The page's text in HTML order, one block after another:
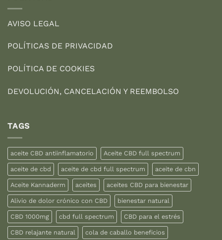
AVISO LEGAL
POLÍTICAS DE PRIVACIDAD
POLÍTICA DE COOKIES
DEVOLUCIÓN, CANCELACIÓN Y REEMBOLSO
TAGS
aceite CBD antiinflamatorio Aceite CBD full spectrum
aceite de cbd aceite de cbd full spectrum aceite de cbn
Aceite Kannaderm aceites aceites CBD para bienestar
Alivio de dolor crónico con CBD bienestar natural
CBD 1000mg cbd full spectrum CBD para el estrés
CBD relajante natural cola de caballo beneficios